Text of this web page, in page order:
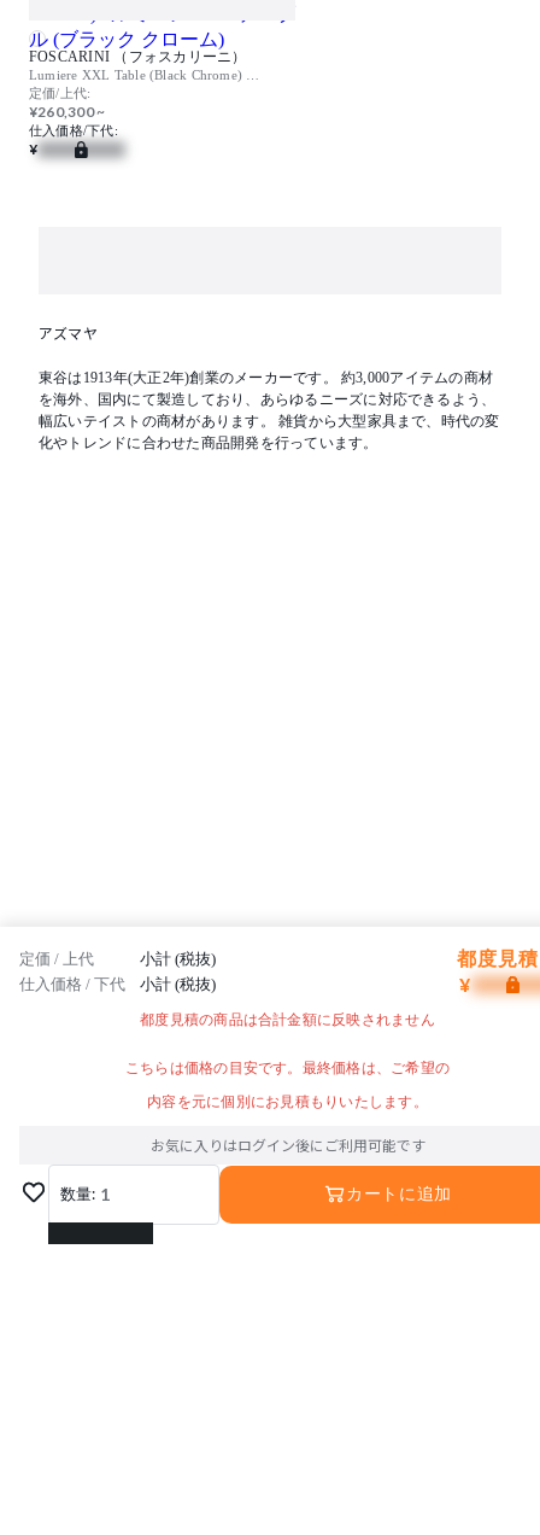
FOSCARINI （フォスカリーニ）
定価/上代:
¥260,300 ~
仕入価格/下代:
¥
アズマヤ
東谷は1913年(大正2年)創業のメーカーです。 約3,000アイテムの商材
を海外、国内にて製造しており、あらゆるニーズに対応できるよう、
幅広いテイストの商材があります。 雑貨から大型家具まで、時代の変
化やトレンドに合わせた商品開発を行っています。
定価 / 上代 小計 (税抜) 都度見
仕入価格 / 下代 小計 (税抜) ¥
都度見積の商品は合計金額に反映されません
こちらは価格の目安です。最終価格は、ご希望の
内容を元に個別にお見積もりいたします。
お気に入りはログイン後にご利用可能です
数量: 1
1
カートに追加